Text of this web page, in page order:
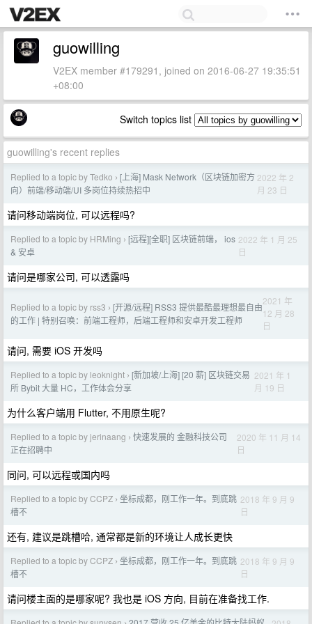
guowilling
V2EX member #179291, joined on 2016-06-27 19:35:51
+08:00
Switch topics list
guowilling's recent replies
Replied to a topic by Tedko › [上海] Mask Network（区块链加密方
向）前端/移动端/UI 多岗位持续热招中
2022 年 2
月 23 日
请问移动端岗位, 可以远程吗?
Replied to a topic by HRMing › [远程][全职] 区块链前端， ios
& 安卓
2022 年 1 月 25
日
请问是哪家公司, 可以透露吗
Replied to a topic by rss3 › [开源/远程] RSS3 提供最酷最理想最自由
的工作 | 特别召唤：前端工程师，后端工程师和安卓开发工程师
2021 年
12 月 28
日
请问, 需要 iOS 开发吗
Replied to a topic by leoknight › [新加坡/上海] [20 薪] 区块链交易
所 Bybit 大量 HC，工作体会分享
2021 年 1
月 19 日
为什么客户端用 Flutter, 不用原生呢?
Replied to a topic by jerinaang › 快速发展的 金融科技公司
正在招聘中
2020 年 11 月 14
日
同问, 可以远程或国内吗
Replied to a topic by CCPZ › 坐标成都，刚工作一年。到底跳
槽不
2018 年 9 月 9
日
还有, 建议是跳槽哈, 通常都是新的环境让人成长更快
Replied to a topic by CCPZ › 坐标成都，刚工作一年。到底跳
槽不
2018 年 9 月 9
日
请问楼主面的是哪家呢? 我也是 iOS 方向, 目前在准备找工作.